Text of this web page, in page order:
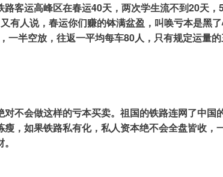
客运高峰区在春运40天，两次学生流不到20天
人说，春运你们赚的钵满盆盈，叫唤亏本是黑
半空放，往返一平均每车80人，只有规定运量
不会做这样的亏本买卖。祖国的铁路连网了中国
，如果铁路私有化，私人资本绝不会全盘皆收，